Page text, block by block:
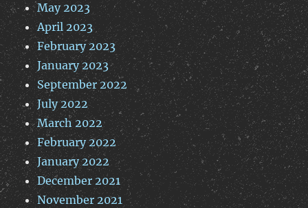
May 2023
April 2023
February 2023
January 2023
September 2022
July 2022
March 2022
February 2022
January 2022
December 2021
November 2021